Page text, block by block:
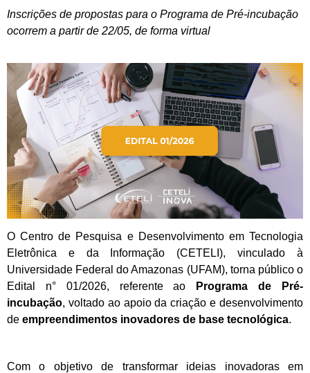
Inscrições de propostas para o Programa de Pré-incubação
ocorrem a partir de 22/05, de forma virtual
O Centro de Pesquisa e Desenvolvimento em Tecnologia
Eletrônica e da Informação (CETELI), vinculado à
Universidade Federal do Amazonas (UFAM), torna público o
Edital n° 01/2026, referente ao
Programa de Pré-
incubação, voltado ao apoio da criação e desenvolvimento
de empreendimentos inovadores de base tecnológica.
Com o objetivo de transformar ideias inovadoras em